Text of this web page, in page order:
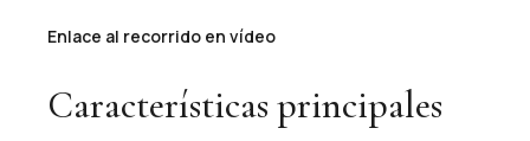
Enlace al recorrido en vídeo
Características principales